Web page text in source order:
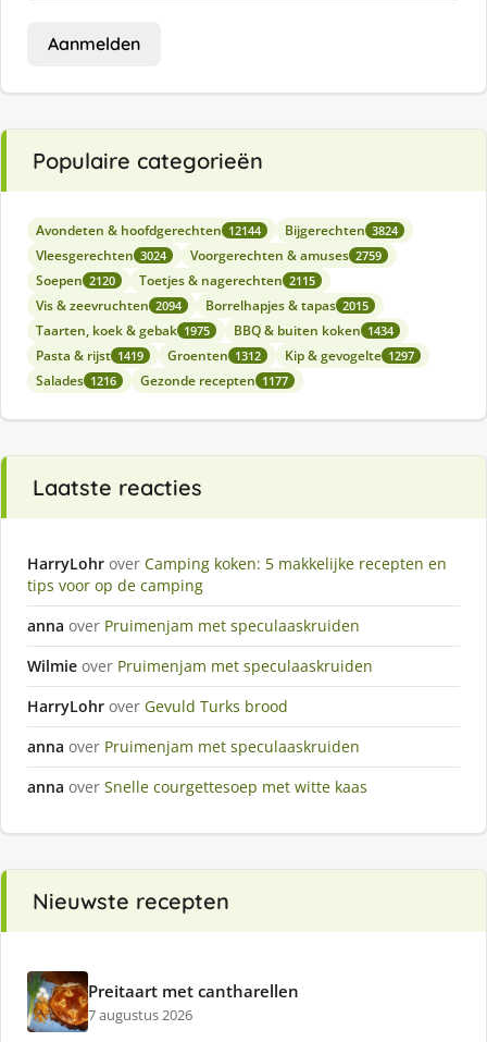
Aanmelden
Populaire categorieën
Avondeten & hoofdgerechten 12144 Bijgerechten 3824
Vleesgerechten 3024 Voorgerechten & amuses 2759
Soepen 2120 Toetjes & nagerechten 2115
Vis & zeevruchten 2094 Borrelhapjes & tapas 2015
Taarten, koek & gebak 1975 BBQ & buiten koken 1434
Pasta & rijst 1419 Groenten 1312 Kip & gevogelte 1297
Salades 1216 Gezonde recepten 1177
Laatste reacties
HarryLohr over Camping koken: 5 makkelijke recepten en
tips voor op de camping
anna over Pruimenjam met speculaaskruiden
Wilmie over Pruimenjam met speculaaskruiden
HarryLohr over Gevuld Turks brood
anna over Pruimenjam met speculaaskruiden
anna over Snelle courgettesoep met witte kaas
Nieuwste recepten
Preitaart met cantharellen
7 augustus 2026